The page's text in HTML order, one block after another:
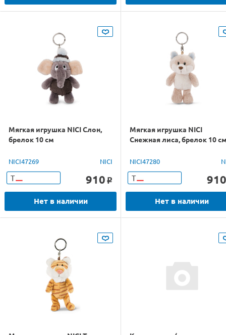
Мягкая игрушка NICI Слон,
брелок 10 см
NICI47269 NICI
Т 910 o
Нет в наличии
Мягкая игрушка NICI
Снежная лиса, брелок 10
NICI47280
Т 910
Нет в наличии